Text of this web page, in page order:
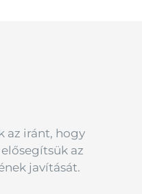
az iránt, hogy
az
javítását.